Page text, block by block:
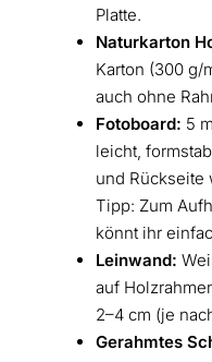
Platte.
Naturkarton
Karton (300 g/
auch ohne
Fotoboard: 5
leicht,
und Rückseite
Tipp: Zum
könnt ihr
Leinwand:
auf
2–4 cm (je
Gerahmtes